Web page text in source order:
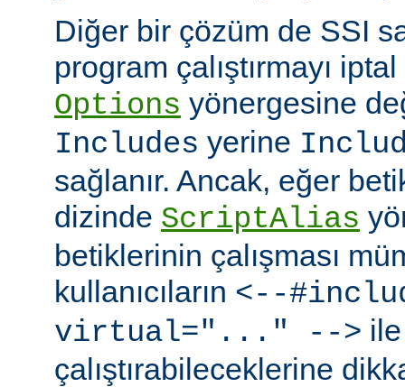
Diğer bir çözüm de SSI
program çalıştırmayı
Options yönergesine
Includes yerine
sağlanır. Ancak, eğer
dizinde ScriptAlias
betiklerinin çalışması
kullanıcıların <--
virtual="..." -->
çalıştırabileceklerine